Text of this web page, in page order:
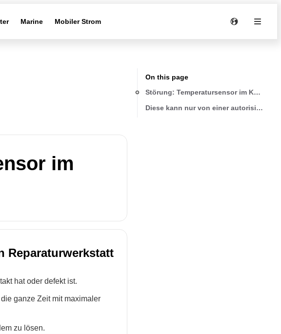
Marine Mobiler Strom
im
Reparaturwerkstatt
hat oder defekt ist.
ganze Zeit mit maximaler
zu lösen.
On this page
Störung: Temperatursensor im Kühlfach
Diese kann nur von einer autorisierten